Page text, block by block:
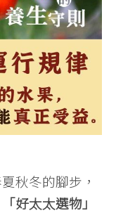
秋冬的腳步，
「好太太選物」